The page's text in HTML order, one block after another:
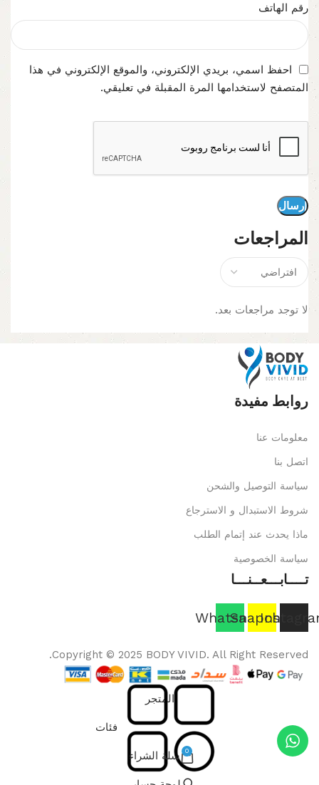
المراجعات
لا توجد مراجعات بعد.
رقم الهاتف
احفظ اسمي، بريدي الإلكتروني، والموقع الإلكتروني في هذا
المتصفح لاستخدامها المرة المقبلة في تعليقي.
روابط مفيدة
معلومات عنا
اتصل بنا
سياسة التوصيل والشحن
شروط الاستبدال و الاسترجاع
ماذا يحدث عند إتمام الطلب
سياسة الخصوصية
تــــابـــعــنـــا
Snapchat
Whatsapp
Copyright © 2025 BODY VIVID. All Right Reserved.
المتجر
فئات
0 سلة الشراء